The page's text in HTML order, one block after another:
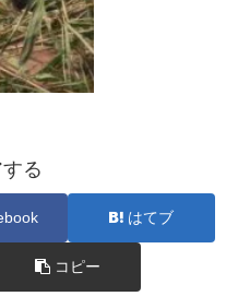
る
はてブ
コピー